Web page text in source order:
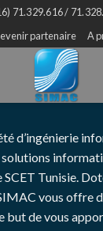
71.329.616 /
partenaire
A
d’ingénierie
solutions
Tunisie.
vous offre
but de vous